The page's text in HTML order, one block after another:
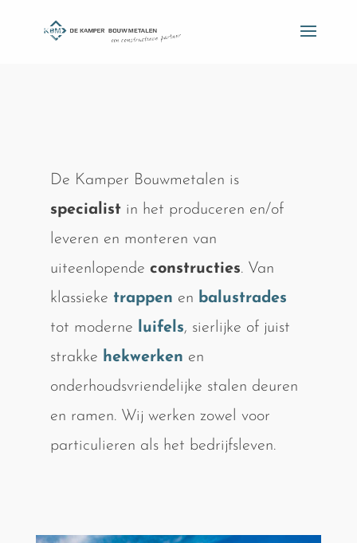
De Kamper Bouwmetalen is
specialistin het produceren en/of
leveren en monteren van
uiteenlopende constructies. Van
klassieke trappen en balustrades
tot moderne luifels, sierlijke of juist
strakke hekwerken en
onderhoudsvriendelijke stalen deuren
en ramen. Wij werken zowel voor
particulieren als het bedrijfsleven.